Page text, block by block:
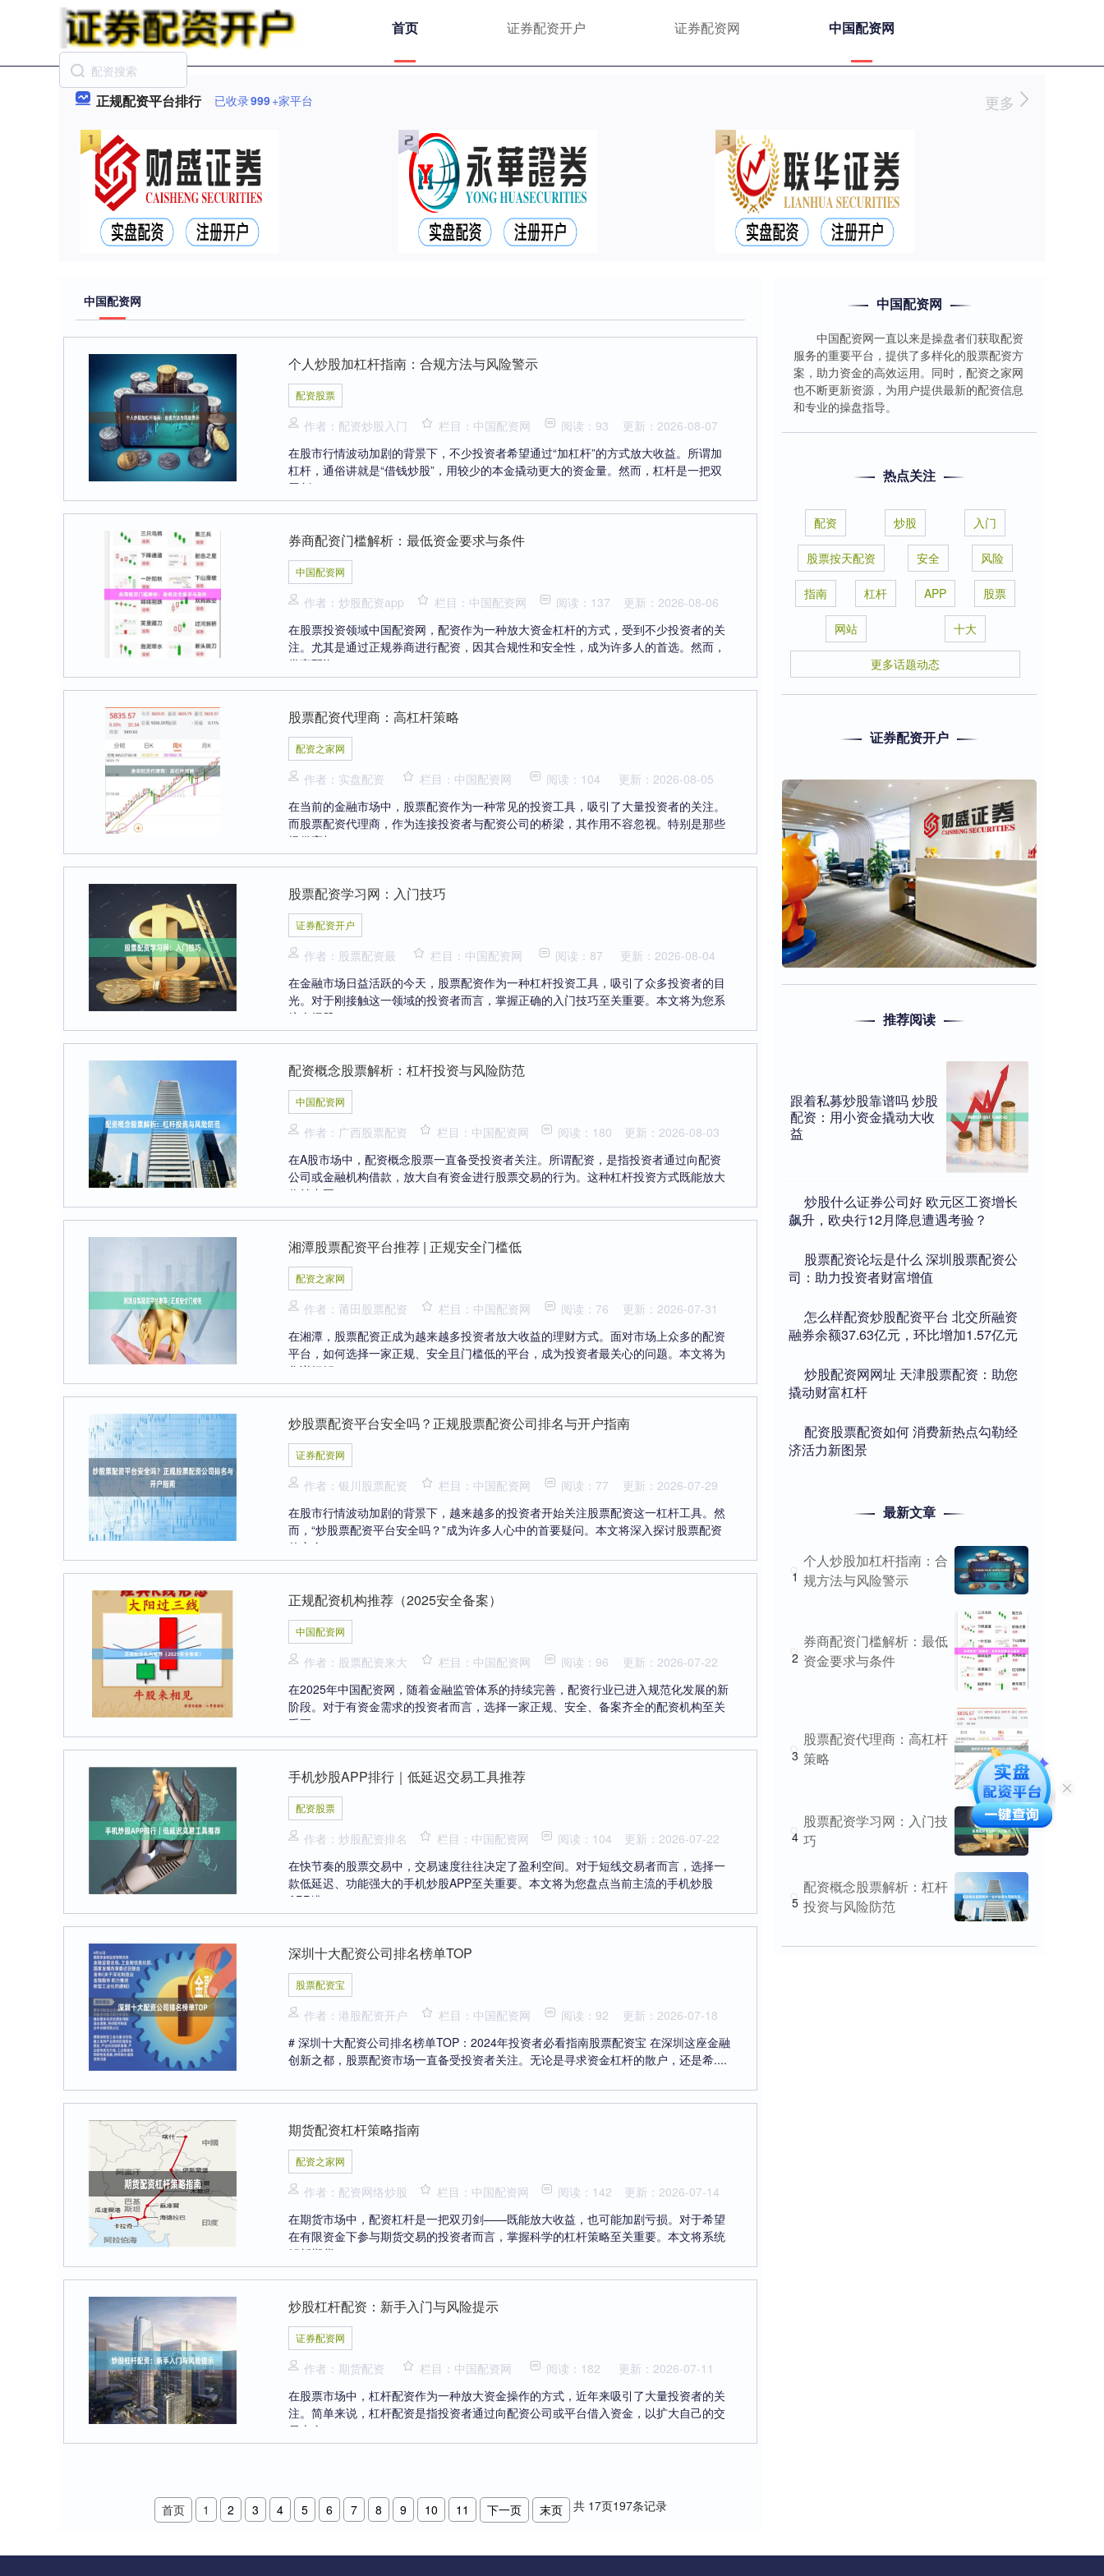
首页 证券配资开户 证券配资网 中国配资网
正规配资平台排行 已收录999+家平台 更多
中国配资网
个人炒股加杠杆指南：合规方法与风险警示
配资股票
作者：配资炒股入门 栏目：中国配资网 阅读：93
更新：2026-08-07
在股市行情波动加剧的背景下，不少投资者希望通过“加杠杆”的方式放大收益。所谓加
杠杆，通俗讲就是“借钱炒股”，用较少的本金撬动更大的资金量。然而，杠杆是一把双
刃剑....
券商配资门槛解析：最低资金要求与条件
中国配资网
作者：炒股配资app 栏目：中国配资网 阅读：137
更新：2026-08-06
在股票投资领域中国配资网，配资作为一种放大资金杠杆的方式，受到不少投资者的关
注。尤其是通过正规券商进行配资，因其合规性和安全性，成为许多人的首选。然而，
券商配资....
股票配资代理商：高杠杆策略
配资之家网
作者：实盘配资 栏目：中国配资网 阅读：104
更新：2026-08-05
在当前的金融市场中，股票配资作为一种常见的投资工具，吸引了大量投资者的关注。
而股票配资代理商，作为连接投资者与配资公司的桥梁，其作用不容忽视。特别是那些
提供高杠....
股票配资学习网：入门技巧
证券配资开户
作者：股票配资最 栏目：中国配资网 阅读：87
更新：2026-08-04
在金融市场日益活跃的今天，股票配资作为一种杠杆投资工具，吸引了众多投资者的目
光。对于刚接触这一领域的投资者而言，掌握正确的入门技巧至关重要。本文将为您系
统介绍股....
配资概念股票解析：杠杆投资与风险防范
中国配资网
作者：广西股票配资 栏目：中国配资网 阅读：180
更新：2026-08-03
在A股市场中，配资概念股票一直备受投资者关注。所谓配资，是指投资者通过向配资
公司或金融机构借款，放大自有资金进行股票交易的行为。这种杠杆投资方式既能放大
收益中国....
湘潭股票配资平台推荐 | 正规安全门槛低
配资之家网
作者：莆田股票配资 栏目：中国配资网 阅读：76
更新：2026-07-31
在湘潭，股票配资正成为越来越多投资者放大收益的理财方式。面对市场上众多的配资
平台，如何选择一家正规、安全且门槛低的平台，成为投资者最关心的问题。本文将为
您详细解....
炒股票配资平台安全吗？正规股票配资公司排名与开户指南
证券配资网
作者：银川股票配资 栏目：中国配资网 阅读：77
更新：2026-07-29
在股市行情波动加剧的背景下，越来越多的投资者开始关注股票配资这一杠杆工具。然
而，“炒股票配资平台安全吗？”成为许多人心中的首要疑问。本文将深入探讨股票配资
的安全....
正规配资机构推荐（2025安全备案）
中国配资网
作者：股票配资来大 栏目：中国配资网 阅读：96
更新：2026-07-22
在2025年中国配资网，随着金融监管体系的持续完善，配资行业已进入规范化发展的新
阶段。对于有资金需求的投资者而言，选择一家正规、安全、备案齐全的配资机构至关
重要....
手机炒股APP排行｜低延迟交易工具推荐
配资股票
作者：炒股配资排名 栏目：中国配资网 阅读：104
更新：2026-07-22
在快节奏的股票交易中，交易速度往往决定了盈利空间。对于短线交易者而言，选择一
款低延迟、功能强大的手机炒股APP至关重要。本文将为您盘点当前主流的手机炒股
APP排....
深圳十大配资公司排名榜单TOP
股票配资宝
作者：港股配资开户 栏目：中国配资网 阅读：92
更新：2026-07-18
# 深圳十大配资公司排名榜单TOP：2024年投资者必看指南股票配资宝 在深圳这座金融
创新之都，股票配资市场一直备受投资者关注。无论是寻求资金杠杆的散户，还是希....
期货配资杠杆策略指南
配资之家网
作者：配资网络炒股 栏目：中国配资网 阅读：142
更新：2026-07-14
在期货市场中，配资杠杆是一把双刃剑——既能放大收益，也可能加剧亏损。对于希望
在有限资金下参与期货交易的投资者而言，掌握科学的杠杆策略至关重要。本文将系统
解析期货....
炒股杠杆配资：新手入门与风险提示
证券配资网
作者：期货配资 栏目：中国配资网 阅读：182
更新：2026-07-11
在股票市场中，杠杆配资作为一种放大资金操作的方式，近年来吸引了大量投资者的关
注。简单来说，杠杆配资是指投资者通过向配资公司或平台借入资金，以扩大自己的交
易本金，....
首页 1 2 3 4 5 6 7 8 9 10 11 下一页 末页 共 17页197条记录
中国配资网
中国配资网一直以来是操盘者们获取配资
服务的重要平台，提供了多样化的股票配资方
案，助力资金的高效运用。同时，配资之家网
也不断更新资源，为用户提供最新的配资信息
和专业的操盘指导。
热点关注
配资 炒股 入门
股票按天配资 安全 风险
指南 杠杆 APP 股票
网站 十大
更多话题动态
证券配资开户
推荐阅读
跟着私募炒股靠谱吗 炒股
配资：用小资金撬动大收
益
​炒股什么证券公司好 欧元区工资增长
飙升，欧央行12月降息遭遇考验？
​股票配资论坛是什么 深圳股票配资公
司：助力投资者财富增值
​怎么样配资炒股配资平台 北交所融资
融券余额37.63亿元，环比增加1.57亿元
​炒股配资网网址 天津股票配资：助您
撬动财富杠杆
​配资股票配资如何 消费新热点勾勒经
济活力新图景
最新文章
1
个人炒股加杠杆指南：合
规方法与风险警示
2
券商配资门槛解析：最低
资金要求与条件
3
股票配资代理商：高杠杆
策略
4
股票配资学习网：入门技
巧
5
配资概念股票解析：杠杆
投资与风险防范